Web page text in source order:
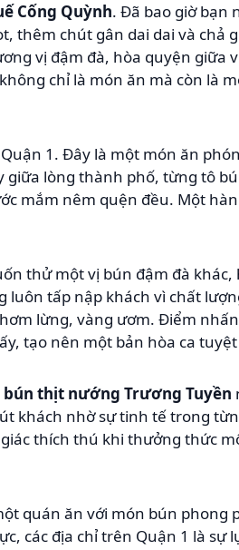
Cống Quỳnh. Đã bao giờ bạn
thêm chút gân dai dai và chả
vị đậm đà, hòa quyện giữa
chỉ là món ăn mà còn là
1. Đây là một món ăn
giữa lòng thành phố, từng tô
mắm nêm quện đều. Một
thử một vị bún đậm đà khác,
luôn tấp nập khách vì chất
lừng, vàng ươm. Điểm
tạo nên một bản hòa ca
bún thịt nướng Trương Tuyền
khách nhờ sự tinh tế trong
thích thú khi thưởng thức
quán ăn với món bún
các địa chỉ trên Quận 1 là